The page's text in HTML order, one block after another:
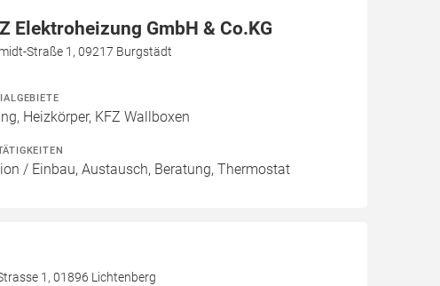
Elektroheizung GmbH & Co.KG
Straße 1, 09217 Burgstädt
Heizkörper, KFZ Wallboxen
/ Einbau, Austausch, Beratung, Thermostat
1, 01896 Lichtenberg